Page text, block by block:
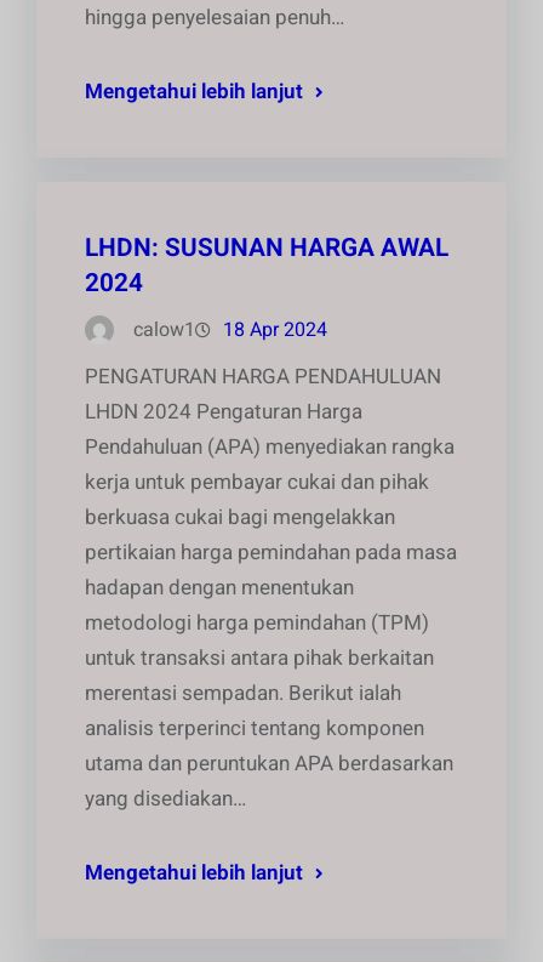
hingga penyelesaian penuh…
Mengetahui lebih lanjut
LHDN: SUSUNAN HARGA AWAL
2024
calow1 18 Apr 2024
PENGATURAN HARGA PENDAHULUAN
LHDN 2024 Pengaturan Harga
Pendahuluan (APA) menyediakan rangka
kerja untuk pembayar cukai dan pihak
berkuasa cukai bagi mengelakkan
pertikaian harga pemindahan pada masa
hadapan dengan menentukan
metodologi harga pemindahan (TPM)
untuk transaksi antara pihak berkaitan
merentasi sempadan. Berikut ialah
analisis terperinci tentang komponen
utama dan peruntukan APA berdasarkan
yang disediakan…
Mengetahui lebih lanjut